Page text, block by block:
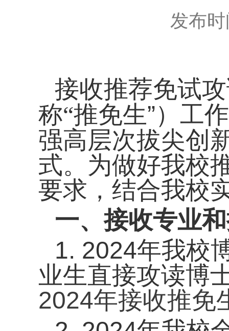
发布
接收推荐免试
称“推免生”） 工
强高层次拔尖创
式。为做好我校
要求，结合我校
一、接收专业
1. 2024年我校
业生直接攻读博
2024年接收推免